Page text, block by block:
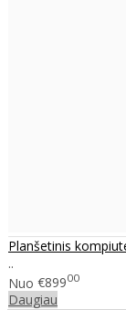
Planšetinis
..
Nuo €89900
Daugiau